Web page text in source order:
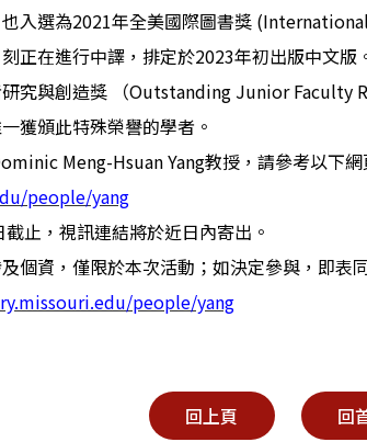
入選為2021年全美國際圖書獎
正在進行中譯，排定於2023年初出版中文版
究與創造獎
（Outstanding Junior Faculty
獲頒此特殊榮譽的學者。
Meng-Hsuan Yang教授，請參考以下
people/yang
截止，視訊連結將於近日內寄出。
個資，僅限於本次活動；如決定參與，即表
people/yang
回上頁 回